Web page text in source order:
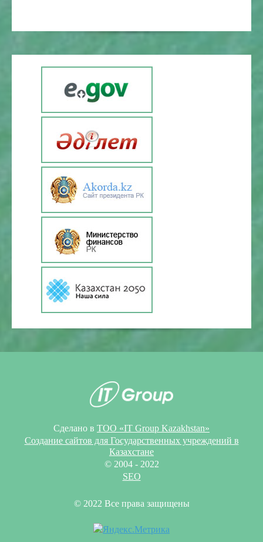
Сделано в ТОО «IT Group Kazakhstan»
Создание сайтов для Государственных учреждений в
Казахстане
© 2004 - 2022
SEO
© 2022 Все права защищены